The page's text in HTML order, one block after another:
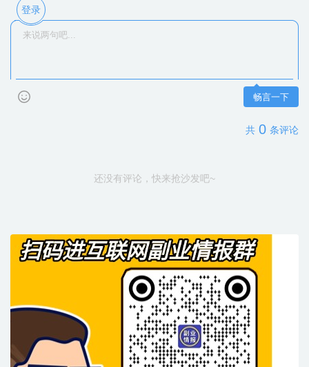
登录
畅言一下
共 0 条评论
还没有评论，快来抢沙发吧~